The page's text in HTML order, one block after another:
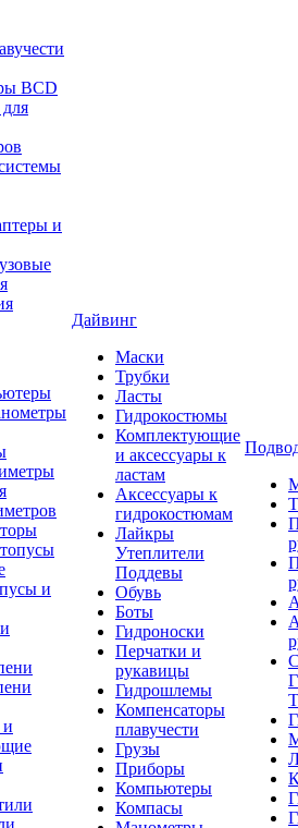
BCD
и
и
и
Дайвинг
Маски
Трубки
Ласты
Гидрокостюмы
Комплектующие
и аксессуары к
ластам
Аксессуары к
гидрокостюмам
Лайкры
Утеплители
Поддевы
Обувь
Боты
Гидроноски
Перчатки и
рукавицы
Гидрошлемы
Компенсаторы
плавучести
Грузы
Приборы
Компьютеры
Компасы